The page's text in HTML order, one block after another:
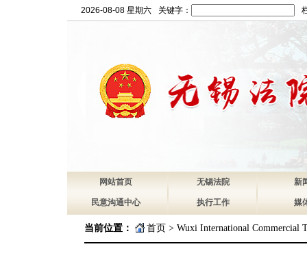
2026-08-08 星期六 关键字：
网站首页 无锡法院 新
民意沟通中心 执行工作 媒
当前位置： 首页 > Wuxi International Commercial